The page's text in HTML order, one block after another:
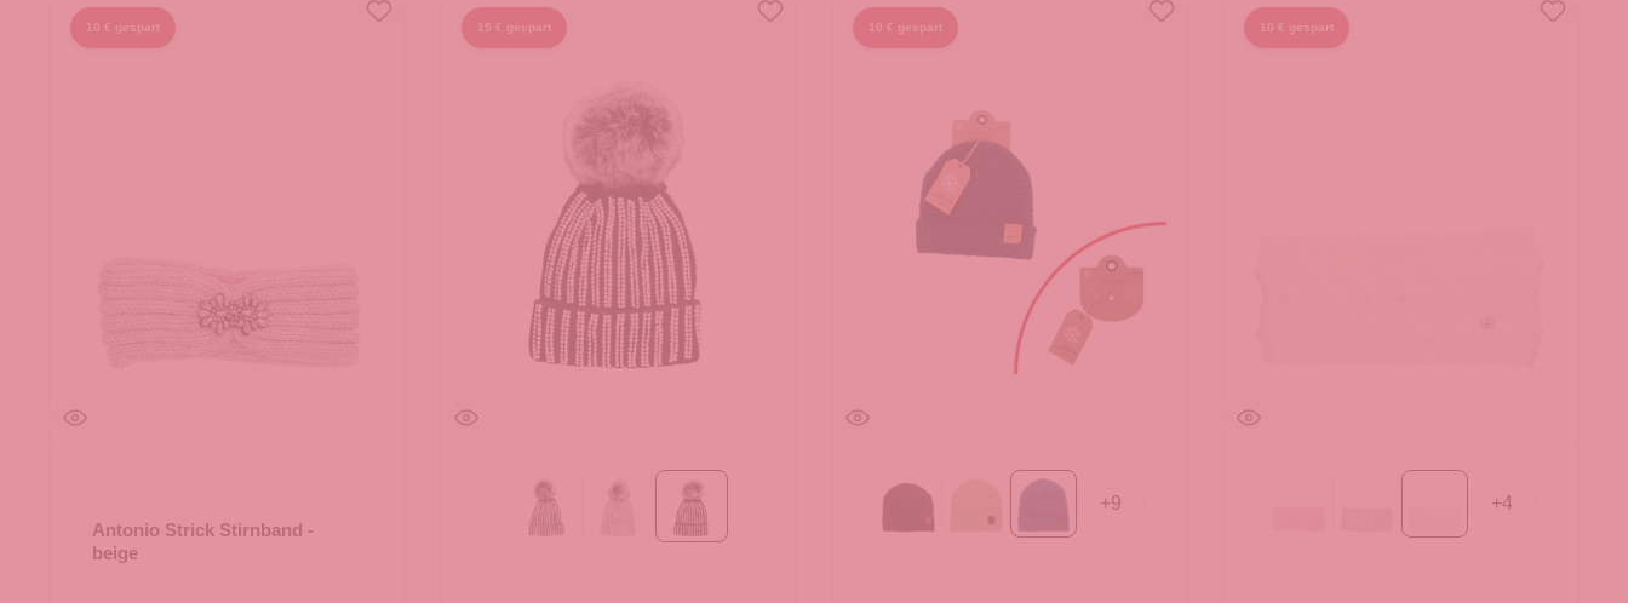
10 € gespart
Antonio Strick Stirnband -
beige
15 € gespart
dunkelgrauhellgrau schwarz
10 € gespart
Green
+9
10 € gespart
+4